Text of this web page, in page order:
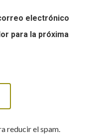
electrónico
para la próxima
reducir el spam.